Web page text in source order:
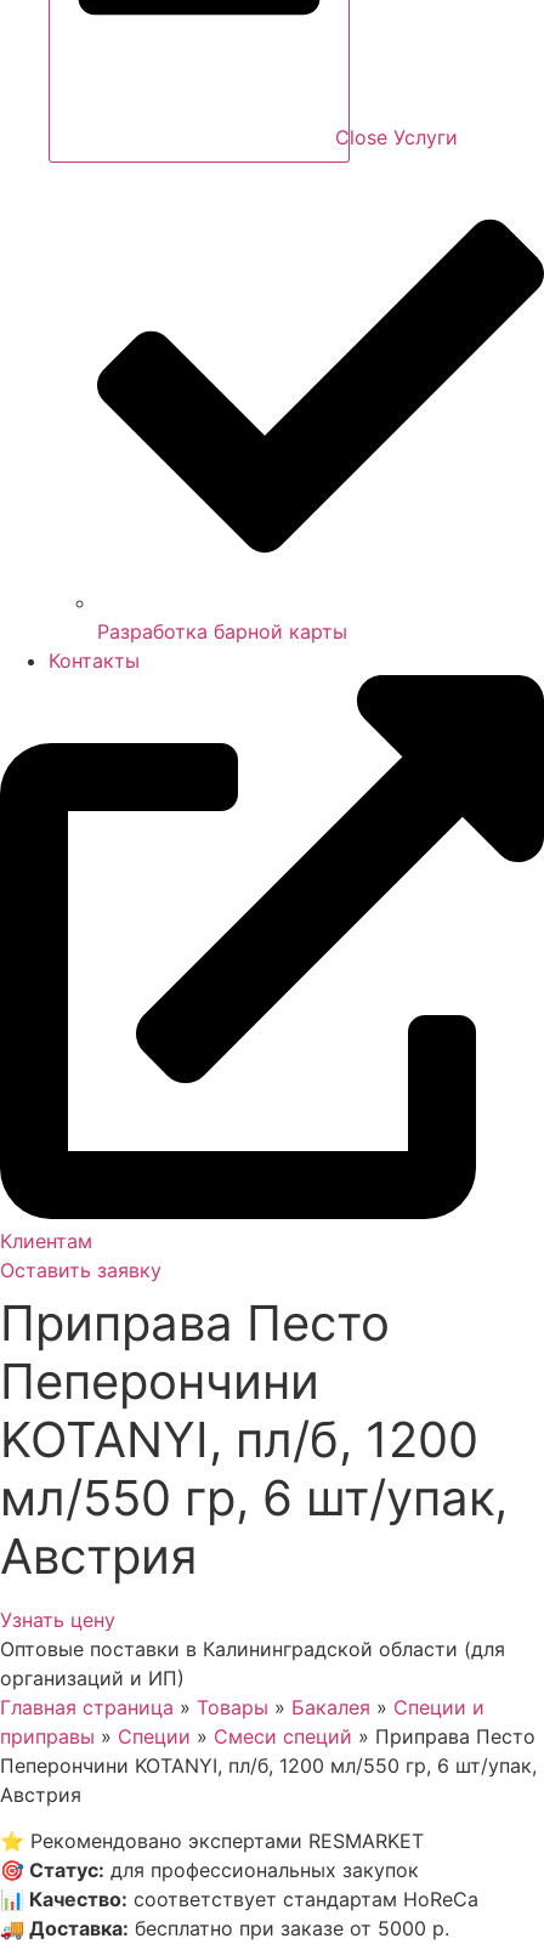
Close Услуги
Разработка барной карты
Контакты
Клиентам
Оставить заявку
Приправа Песто
Пеперончини
KOTANYI, пл/б, 1200
мл/550 гр, 6 шт/упак,
Австрия
Узнать цену
Оптовые поставки в Калининградской области (для
организаций и ИП)
Главная страница » Товары » Бакалея » Специи и
приправы » Специи » Смеси специй » Приправа Песто
Пеперончини KOTANYI, пл/б, 1200 мл/550 гр, 6 шт/упак,
Австрия
⭐ Рекомендовано экспертами RESMARKET
🎯 Статус: для профессиональных закупок
📊 Качество: соответствует стандартам HoReCa
🚚 Доставка: бесплатно при заказе от 5000 р.